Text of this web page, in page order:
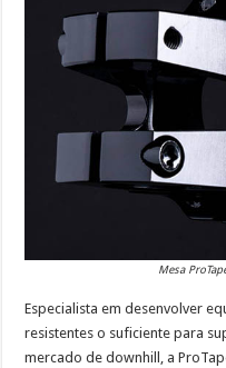
Mesa
Especialista em desenvolver
resistentes o suficiente para
mercado de downhill, a